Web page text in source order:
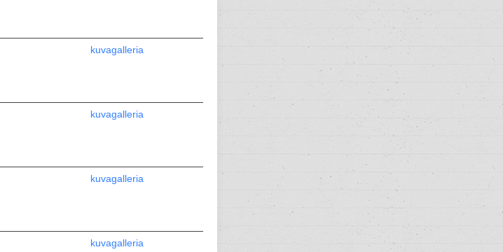
kuvagalleria
kuvagalleria
kuvagalleria
kuvagalleria